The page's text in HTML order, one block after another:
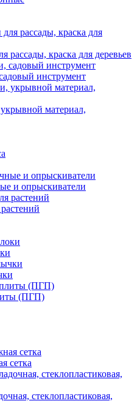
рассады, краска для деревьев
инструмент
материал,
и опрыскиватели
(ПГП)
сетка
стеклопластиковая,